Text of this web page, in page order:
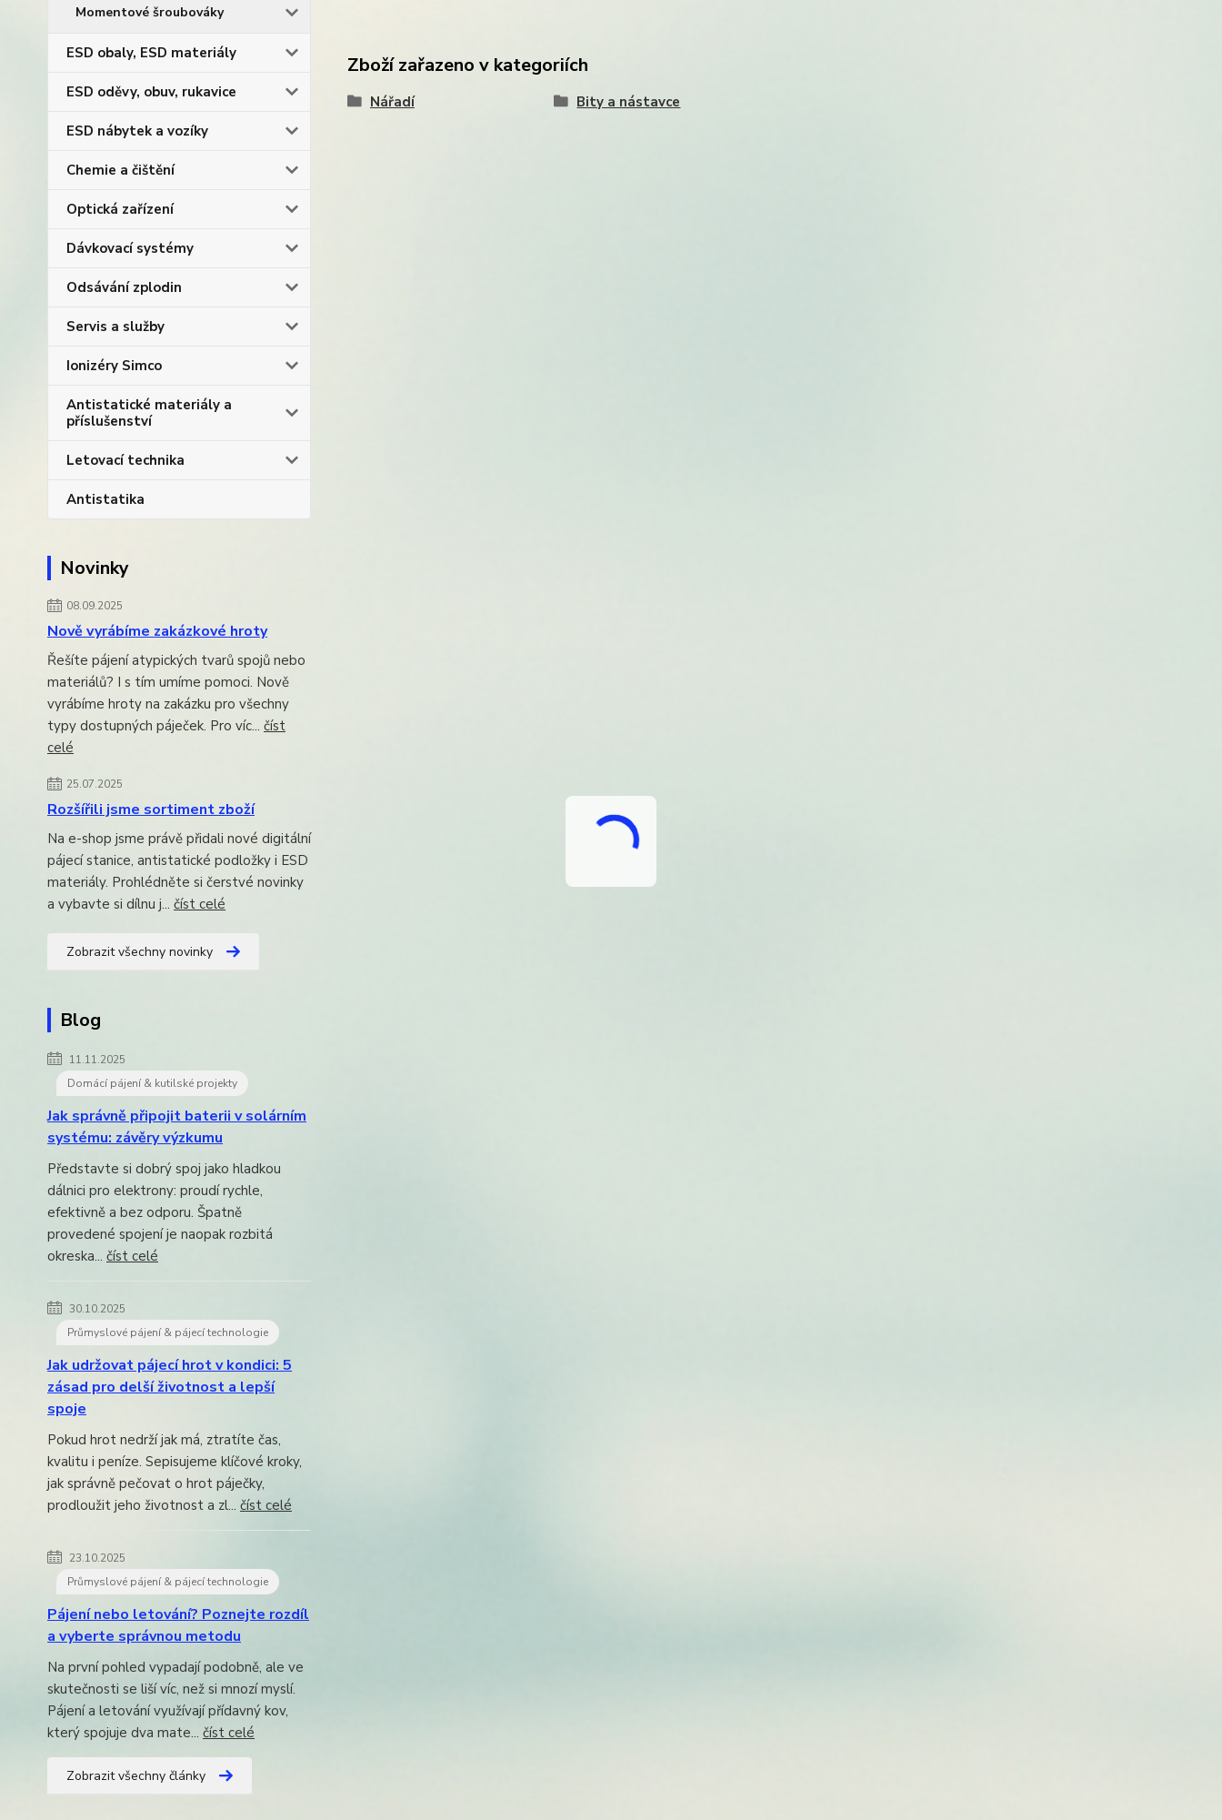
Momentové šroubováky
ESD obaly, ESD materiály
ESD oděvy, obuv, rukavice
ESD nábytek a vozíky
Chemie a čištění
Optická zařízení
Dávkovací systémy
Odsávání zplodin
Servis a služby
Ionizéry Simco
Antistatické materiály a
příslušenství
Letovací technika
Antistatika
Novinky
08.09.2025
Nově vyrábíme zakázkové hroty
Řešíte pájení atypických tvarů spojů nebo
materiálů? I s tím umíme pomoci. Nově
vyrábíme hroty na zakázku pro všechny
typy dostupných páječek. Pro víc... číst
celé
25.07.2025
Rozšířili jsme sortiment zboží
Na e-shop jsme právě přidali nové digitální
pájecí stanice, antistatické podložky i ESD
materiály. Prohlédněte si čerstvé novinky
a vybavte si dílnu j... číst celé
Zobrazit všechny novinky
Blog
11.11.2025
Domácí pájení & kutilské projekty
Jak správně připojit baterii v solárním
systému: závěry výzkumu
Představte si dobrý spoj jako hladkou
dálnici pro elektrony: proudí rychle,
efektivně a bez odporu. Špatně
provedené spojení je naopak rozbitá
okreska... číst celé
30.10.2025
Průmyslové pájení & pájecí technologie
Jak udržovat pájecí hrot v kondici: 5
zásad pro delší životnost a lepší
spoje
Pokud hrot nedrží jak má, ztratíte čas,
kvalitu i peníze. Sepisujeme klíčové kroky,
jak správně pečovat o hrot páječky,
prodloužit jeho životnost a zl... číst celé
23.10.2025
Průmyslové pájení & pájecí technologie
Pájení nebo letování? Poznejte rozdíl
a vyberte správnou metodu
Na první pohled vypadají podobně, ale ve
skutečnosti se liší víc, než si mnozí myslí.
Pájení a letování využívají přídavný kov,
který spojuje dva mate... číst celé
Zobrazit všechny články
Zboží zařazeno v kategoriích
Nářadí Bity a nástavce